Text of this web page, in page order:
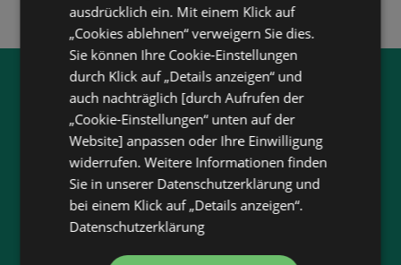
Jetzt unserewogibtswas.at
App runterladen:
Filtere nach Branchen und stöbere in Produkten
und Flugblättern
Plane deinen Einkauf mit unserem Merkzettel
Lasse dich benachrichtigen, wenn es neue
Flugblätter gibt
ausdrücklich ein. Mit einem Klick auf
„Cookies ablehnen“ verweigern Sie dies.
Sie können Ihre Cookie-Einstellungen
durch Klick auf „Details anzeigen“ und
auch nachträglich [durch Aufrufen der
„Cookie-Einstellungen“ unten auf der
Website] anpassen oder Ihre Einwilligung
widerrufen. Weitere Informationen finden
Sie in unserer Datenschutzerklärung und
bei einem Klick auf „Details anzeigen“.
Datenschutzerklärung